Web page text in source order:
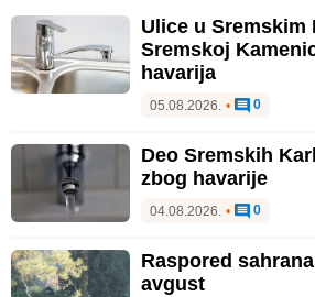
Ulice u Sremskim
Sremskoj
havarija
05.08.2026. • 0
Deo Sremskih
zbog havarije
04.08.2026. • 0
Raspored
avgust